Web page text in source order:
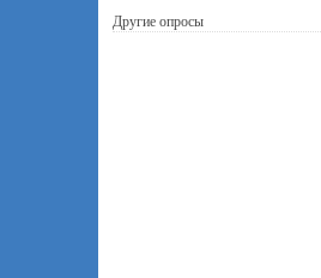
Другие опросы